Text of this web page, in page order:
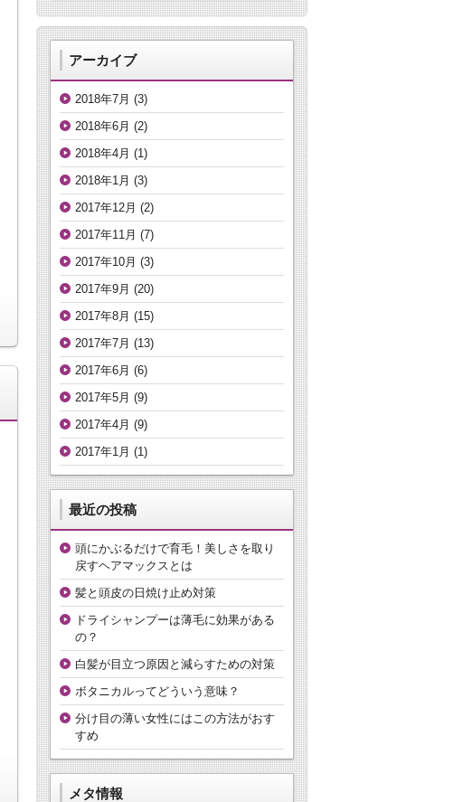
アーカイブ
2018年7月 (3)
2018年6月 (2)
2018年4月 (1)
2018年1月 (3)
2017年12月 (2)
2017年11月 (7)
2017年10月 (3)
2017年9月 (20)
2017年8月 (15)
2017年7月 (13)
2017年6月 (6)
2017年5月 (9)
2017年4月 (9)
2017年1月 (1)
最近の投稿
頭にかぶるだけで育毛！美しさを取り
戻すヘアマックスとは
髪と頭皮の日焼け止め対策
ドライシャンプーは薄毛に効果がある
の？
白髪が目立つ原因と減らすための対策
ボタニカルってどういう意味？
分け目の薄い女性にはこの方法がおす
すめ
メタ情報